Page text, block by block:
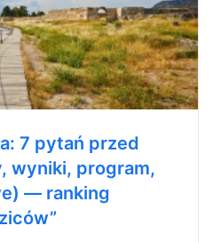
7 pytań przed
wyniki, program,
— ranking